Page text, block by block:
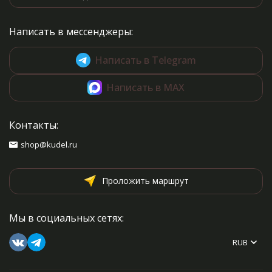
применить, связав одну из
моделей, представленных в
книге, будь то варежки,
сапожки!
Каждая модель
Написать в мессенджеры:
Написать в Telegram
Написать в MAX
Контакты:
shop@kudel.ru
Проложить маршрут
Мы в социальных сетях:
RUB